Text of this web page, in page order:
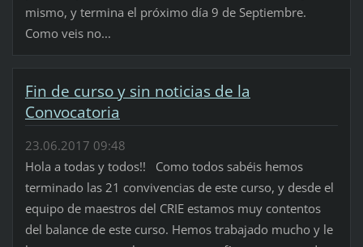
mismo, y termina el próximo día 9 de Septiembre.
Como veis no...
Fin de curso y sin noticias de la
Convocatoria
23.06.2017 09:48
Hola a todas y todos!! Como todos sabéis hemos
terminado las 21 convivencias de este curso, y desde el
equipo de maestros del CRIE estamos muy contentos
del balance de este curso. Hemos trabajado mucho y le